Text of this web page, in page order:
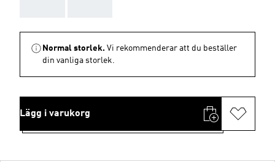
Normal storlek. Vi rekommenderar att du beställer
din vanliga storlek.
Lägg i varukorg